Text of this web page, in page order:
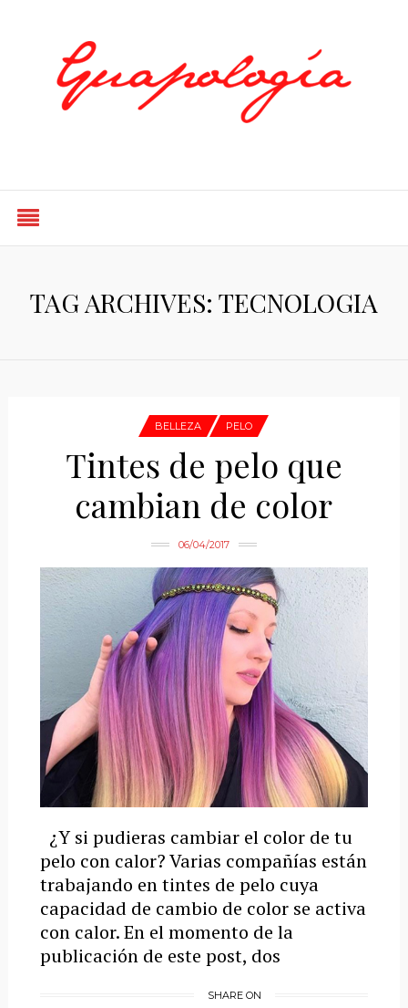
TAG ARCHIVES: TECNOLOGIA
BELLEZA PELO
Tintes de pelo que
cambian de color
06/04/2017
¿Y si pudieras cambiar el color de tu
pelo con calor? Varias compañías están
trabajando en tintes de pelo cuya
capacidad de cambio de color se activa
con calor. En el momento de la
publicación de este post, dos
SHARE ON